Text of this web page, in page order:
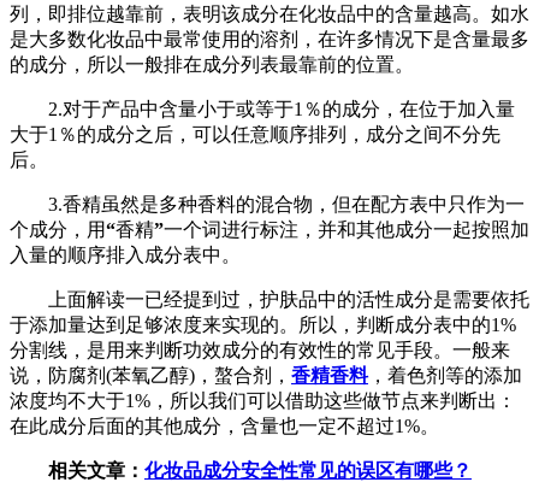
列，即排位越靠前，表明该成分在化妆品中的含量越高。如水
是大多数化妆品中最常使用的溶剂，在许多情况下是含量最多
的成分，所以一般排在成分列表最靠前的位置。
2.对于产品中含量小于或等于1％的成分，在位于加入量
大于1％的成分之后，可以任意顺序排列，成分之间不分先
后。
3.香精虽然是多种香料的混合物，但在配方表中只作为一
个成分，用“香精”一个词进行标注，并和其他成分一起按照加
入量的顺序排入成分表中。
上面解读一已经提到过，护肤品中的活性成分是需要依托
于添加量达到足够浓度来实现的。所以，判断成分表中的1%
分割线，是用来判断功效成分的有效性的常见手段。 一般来
说，防腐剂(苯氧乙醇)，螯合剂， 香精香料，着色剂等的添加
浓度均不大于1%，所以我们可以借助这些做节点来判断出：
在此成分后面的其他成分，含量也一定不超过1%。
相关文章： 化妆品成分安全性常见的误区有哪些？